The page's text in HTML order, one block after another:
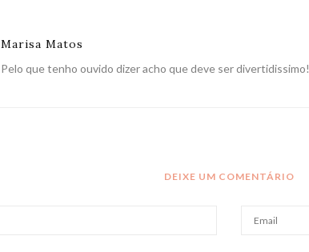
Marisa Matos
Pelo que tenho ouvido dizer acho que deve ser divertidissimo!
DEIXE UM COMENTÁRIO